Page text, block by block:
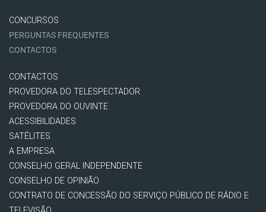
CONCURSOS
PERGUNTAS FREQUENTES
CONTACTOS
CONTACTOS
PROVEDORA DO TELESPECTADOR
PROVEDORA DO OUVINTE
ACESSIBILIDADES
SATÉLITES
A EMPRESA
CONSELHO GERAL INDEPENDENTE
CONSELHO DE OPINIÃO
CONTRATO DE CONCESSÃO DO SERVIÇO PÚBLICO DE RÁDIO E